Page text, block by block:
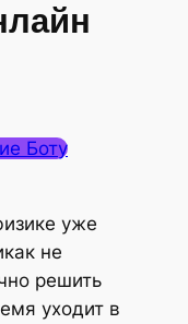
Боту
уже
не
решить
уходит в